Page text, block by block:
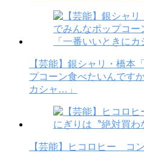
【芸能】銀シャリ・橋本
プコーン食べたいんです
カシャ…」
【芸能】ヒコロヒー コ